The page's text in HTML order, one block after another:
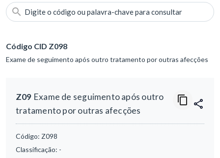
Digite o código ou palavra-chave para consultar
Código CID Z098
Exame de seguimento após outro tratamento por outras afecções
Z09 Exame de seguimento após outro
tratamento por outras afecções
Código: Z098
Classificação: -